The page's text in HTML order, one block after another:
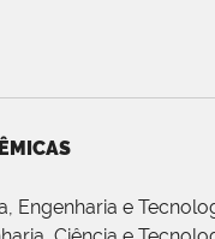
Engenharia e